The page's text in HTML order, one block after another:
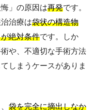
」の原因は再発です。
治療は袋状の構造物
絶対条件です。しか
や、不適切な手術方法
しまうケースがありま
袋を完全に摘出しなか